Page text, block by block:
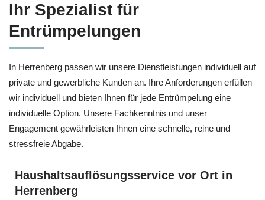
Ihr Spezialist für
Entrümpelungen
In Herrenberg passen wir unsere Dienstleistungen individuell auf
private und gewerbliche Kunden an. Ihre Anforderungen erfüllen
wir individuell und bieten Ihnen für jede Entrümpelung eine
individuelle Option. Unsere Fachkenntnis und unser
Engagement gewährleisten Ihnen eine schnelle, reine und
stressfreie Abgabe.
Haushaltsauflösungsservice vor Ort in
Herrenberg